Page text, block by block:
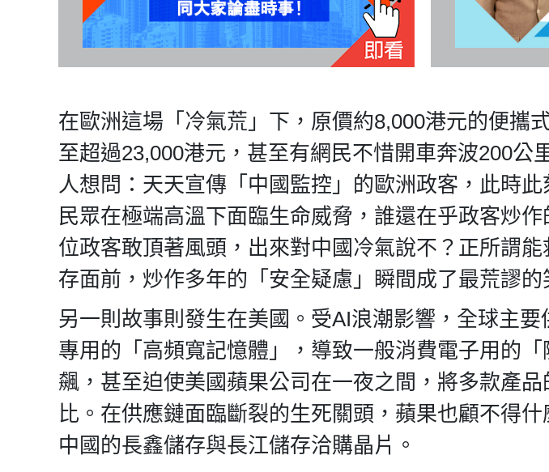
在歐洲這場「冷氣荒」下，原價約8,000港元的便攜
至超過23,000港元，甚至有網民不惜開車奔波200公
人想問：天天宣傳「中國監控」的歐洲政客，此時
民眾在極端高溫下面臨生命威脅，誰還在乎政客炒
位政客敢頂著風頭，出來對中國冷氣說不？正所謂
存面前，炒作多年的「安全疑慮」瞬間成了最荒謬的
另一則故事則發生在美國。受AI浪潮影響，全球主
專用的「高頻寬記憶體」，導致一般消費電子用的
飆，甚至迫使美國蘋果公司在一夜之間，將多款產
比。在供應鏈面臨斷裂的生死關頭，蘋果也顧不得
中國的長鑫儲存與長江儲存洽購晶片。